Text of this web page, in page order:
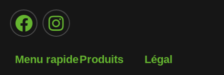
Menu rapideProduits Légal